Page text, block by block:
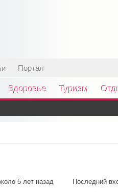
Портал
Здоровье Туризм
5 лет назад Последний